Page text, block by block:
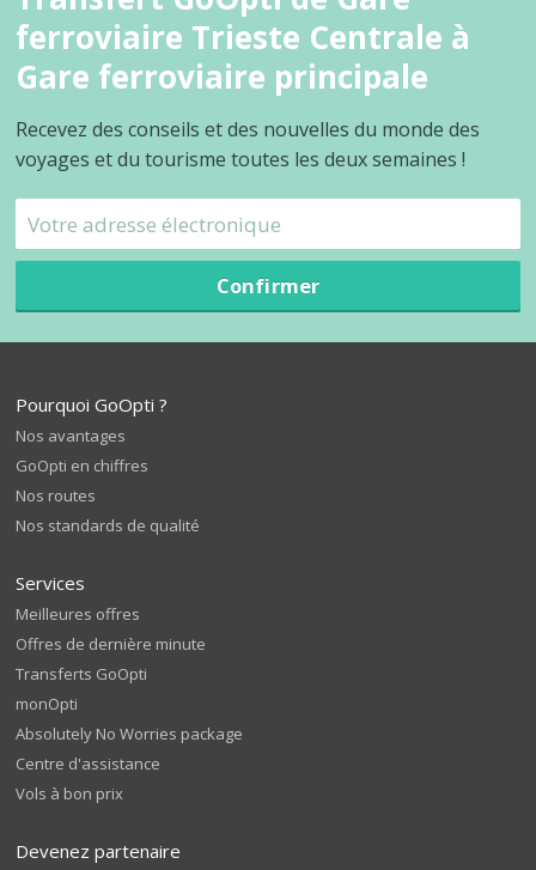
ferroviaire Trieste Centrale à
Gare ferroviaire principale
Recevez des conseils et des nouvelles du monde des
voyages et du tourisme toutes les deux semaines !
Confirmer
Pourquoi GoOpti ?
Nos avantages
GoOpti en chiffres
Nos routes
Nos standards de qualité
Services
Meilleures offres
Offres de dernière minute
Transferts GoOpti
monOpti
Absolutely No Worries package
Centre d'assistance
Vols à bon prix
Devenez partenaire